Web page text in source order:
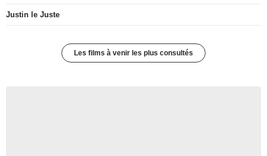
Justin le Juste
Les films à venir les plus consultés